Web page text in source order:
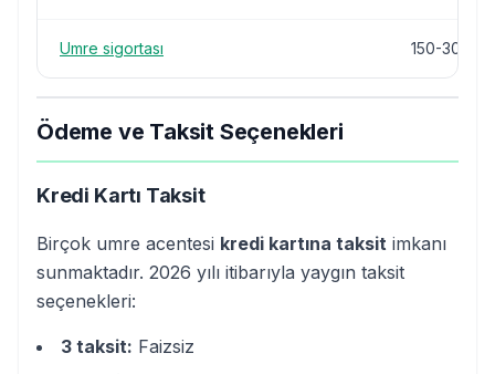
Umre sigortası 150-300 TL
Ödeme ve Taksit Seçenekleri
Kredi Kartı Taksit
Birçok umre acentesi kredi kartına taksit imkanı
sunmaktadır. 2026 yılı itibarıyla yaygın taksit
seçenekleri:
3 taksit: Faizsiz